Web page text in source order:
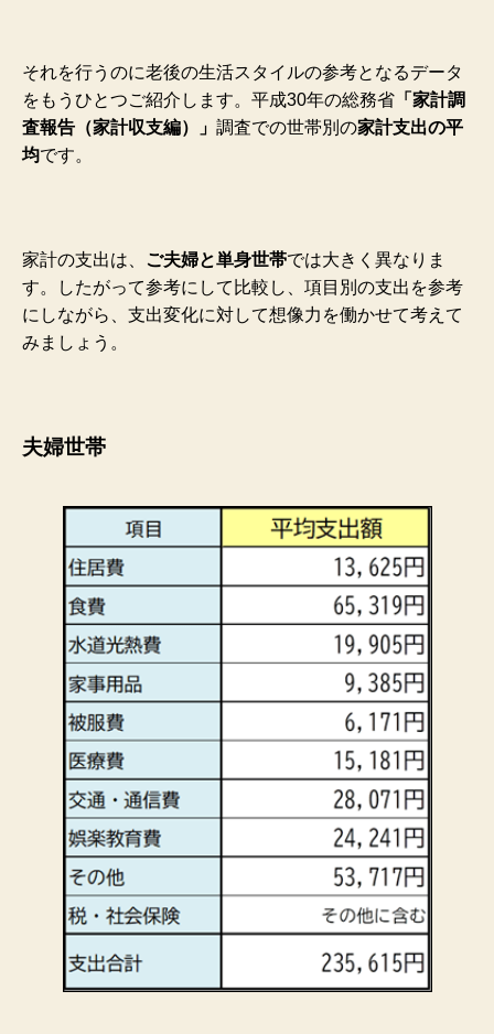
それを行うのに老後の生活スタイルの参考となるデータ
をもうひとつご紹介します。 平成30年の総務省 「家計調
査報告（家計収支編）」 調査での世帯別の家計支出の平
均です。
家計の支出は、 ご夫婦と単身世帯では大きく異なりま
す。したがって参考にして比較し、項目別の支出を参考
にしながら、支出変化に対して想像力を働かせて考えて
みましょう。
夫婦世帯